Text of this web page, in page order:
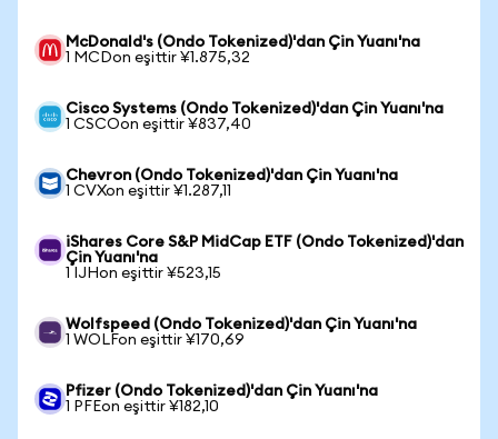
McDonald's (Ondo Tokenized)'dan Çin Yuanı'na
1 MCDon eşittir ¥1.875,32
Cisco Systems (Ondo Tokenized)'dan Çin Yuanı'na
1 CSCOon eşittir ¥837,40
Chevron (Ondo Tokenized)'dan Çin Yuanı'na
1 CVXon eşittir ¥1.287,11
iShares Core S&P MidCap ETF (Ondo Tokenized)'dan
Çin Yuanı'na
1 IJHon eşittir ¥523,15
Wolfspeed (Ondo Tokenized)'dan Çin Yuanı'na
1 WOLFon eşittir ¥170,69
Pfizer (Ondo Tokenized)'dan Çin Yuanı'na
1 PFEon eşittir ¥182,10